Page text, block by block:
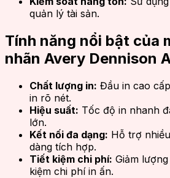
quản lý tài sản.
Tính năng nổi bật của
nhãn Avery Dennison
Chất lượng in: Đầu in cao
in rõ nét.
Hiệu suất: Tốc độ in nhanh
lớn.
Kết nối đa dạng: Hỗ trợ
dàng tích hợp.
Tiết kiệm chi phí: Giảm
kiệm chi phí in ấn.